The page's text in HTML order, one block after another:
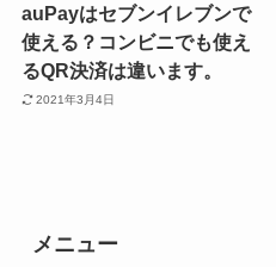
auPayはセブンイレブンで
使える？コンビニでも使え
るQR決済は違います。
2021年3月4日
メニュー